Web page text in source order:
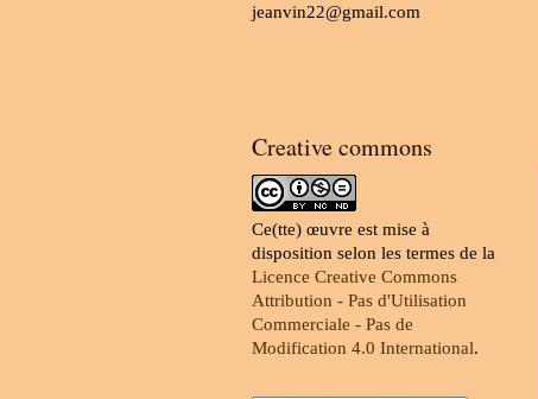
jeanvin22@gmail.com
Creative commons
Ce(tte) œuvre est mise à
disposition selon les termes de la
Licence Creative Commons
Attribution - Pas d'Utilisation
Commerciale - Pas de
Modification 4.0 International.